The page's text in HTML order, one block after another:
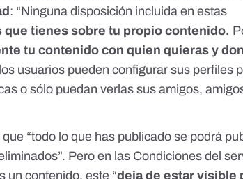
en un tribunal.
: “Ninguna disposición incluida en estas
que tienes sobre tu propio contenido.
tu contenido con quien quieras y
usuarios puedenconfigurar sus perfiles
o sólo puedan verlas sus amigos,
“todo lo que has publicado se podrá
Pero en las Condiciones del
un contenido, este “deja de estar visible